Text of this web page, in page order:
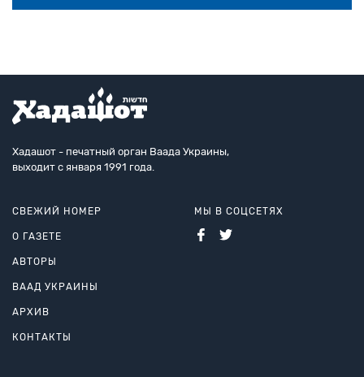
Хадашот - печатный орган Ваада Украины,
выходит с января 1991 года.
СВЕЖИЙ НОМЕР
О ГАЗЕТЕ
АВТОРЫ
ВААД УКРАИНЫ
АРХИВ
КОНТАКТЫ
МЫ В СОЦСЕТЯХ